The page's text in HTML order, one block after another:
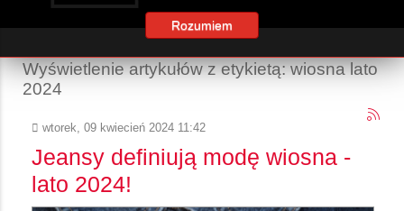
Wyświetlenie artykułów z etykietą: wiosna lato
2024
wtorek, 09 kwiecień 2024 11:42
Jeansy definiują modę wiosna -
lato 2024!
Rozumiem